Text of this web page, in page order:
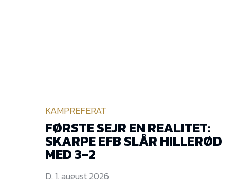
KAMPREFERAT
FØRSTE SEJR EN REALITET:
SKARPE EFB SLÅR HILLERØD
MED 3-2
D. 1. august 2026